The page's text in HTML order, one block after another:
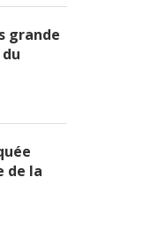
grande
de la